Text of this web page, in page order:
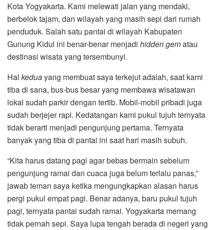
Kota Yogyakarta. Kami melewati jalan yang mendaki,
berbelok tajam, dan wilayah yang masih sepi dari rumah
penduduk. Salah satu pantai di wilayah Kabupaten
Gunung Kidul ini benar-benar menjadi hidden gematau
destinasi wisata yang tersembunyi.
Hal keduayang membuat saya terkejut adalah, saat kami
tiba di sana, bus-bus besar yang membawa wisatawan
lokal sudah parkir dengan tertib. Mobil-mobil pribadi juga
sudah berjejer rapi. Kedatangan kami pukul tujuh ternyata
tidak berarti menjadi pengunjung pertama. Ternyata
banyak yang tiba di pantai ini saat hari masih subuh.
“Kita harus datang pagi agar bebas bermain sebelum
pengunjung ramai dan cuaca juga belum terlalu panas,”
jawab teman saya ketika mengungkapkan alasan harus
pergi pukul empat pagi. Benar adanya, baru pukul tujuh
pagi, ternyata pantai sudah ramai. Yogyakarta memang
tidak pernah sepi. Saya lupa tengah berada di negeri yang